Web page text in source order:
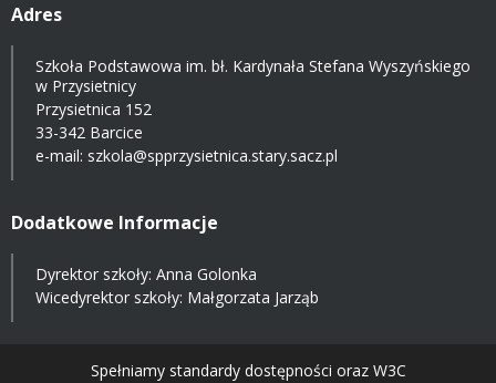
Adres
Szkoła Podstawowa im. bł. Kardynała Stefana Wyszyńskiego
w Przysietnicy
Przysietnica 152
33-342 Barcice
e-mail: szkola@spprzysietnica.stary.sacz.pl
Dodatkowe Informacje
Dyrektor szkoły: Anna Golonka
Wicedyrektor szkoły: Małgorzata Jarząb
Spełniamy standardy dostępności oraz W3C